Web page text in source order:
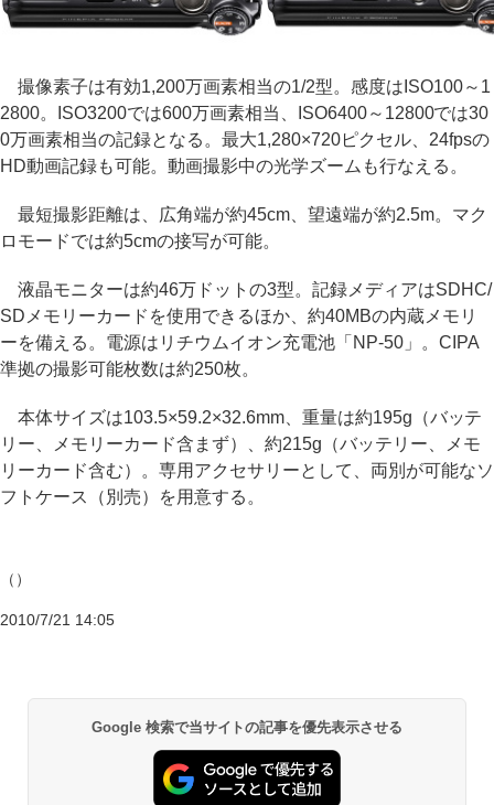
撮像素子は有効1,200万画素相当の1/2型。感度はISO100～1
2800。ISO3200では600万画素相当、ISO6400～12800では30
0万画素相当の記録となる。最大1,280×720ピクセル、24fpsの
HD動画記録も可能。動画撮影中の光学ズームも行なえる。
最短撮影距離は、広角端が約45cm、望遠端が約2.5m。マク
ロモードでは約5cmの接写が可能。
液晶モニターは約46万ドットの3型。記録メディアはSDHC/
SDメモリーカードを使用できるほか、約40MBの内蔵メモリ
ーを備える。電源はリチウムイオン充電池「NP-50」。CIPA
準拠の撮影可能枚数は約250枚。
本体サイズは103.5×59.2×32.6mm、重量は約195g（バッテ
リー、メモリーカード含まず）、約215g（バッテリー、メモ
リーカード含む）。専用アクセサリーとして、両別が可能なソ
フトケース（別売）を用意する。
（）
2010/7/21 14:05
Google 検索で当サイトの記事を優先表示させる